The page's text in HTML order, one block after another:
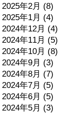
2025年2月 (8)
2025年1月 (4)
2024年12月 (4)
2024年11月 (5)
2024年10月 (8)
2024年9月 (3)
2024年8月 (7)
2024年7月 (5)
2024年6月 (5)
2024年5月 (3)